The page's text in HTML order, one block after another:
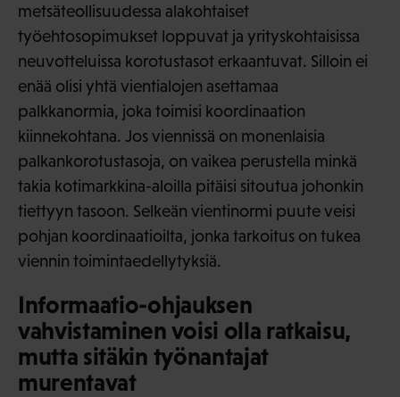
metsäteollisuudessa alakohtaiset
työehtosopimukset loppuvat ja yrityskohtaisissa
neuvotteluissa korotustasot erkaantuvat. Silloin ei
enää olisi yhtä vientialojen asettamaa
palkkanormia, joka toimisi koordinaation
kiinnekohtana. Jos viennissä on monenlaisia
palkankorotustasoja, on vaikea perustella minkä
takia kotimarkkina-aloilla pitäisi sitoutua johonkin
tiettyyn tasoon. Selkeän vientinormi puute veisi
pohjan koordinaatioilta, jonka tarkoitus on tukea
viennin toimintaedellytyksiä.
Informaatio-ohjauksen
vahvistaminen voisi olla ratkaisu,
mutta sitäkin työnantajat
murentavat